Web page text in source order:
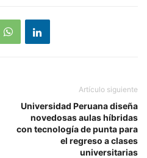
Artículo siguiente
Universidad Peruana diseña
novedosas aulas híbridas
con tecnología de punta para
el regreso a clases
universitarias